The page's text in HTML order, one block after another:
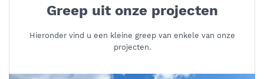
Greep uit onze projecten
Hieronder vind u een kleine greep van enkele van onze
projecten.